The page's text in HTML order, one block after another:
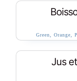
Green, Orange,
Jus